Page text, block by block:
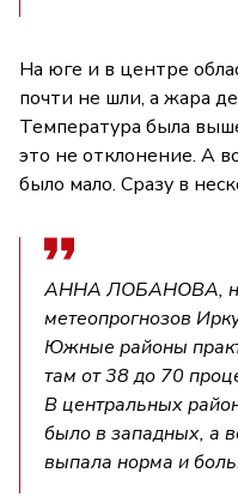
На юге и в центре
почти не шли, а жара
Температура была
это не отклонение. А
было мало. Сразу в
АННА ЛОБАНОВА,
метеопрогнозов
Южные районы
там от 38 до 70
В центральных
было в западных, а
выпала норма и